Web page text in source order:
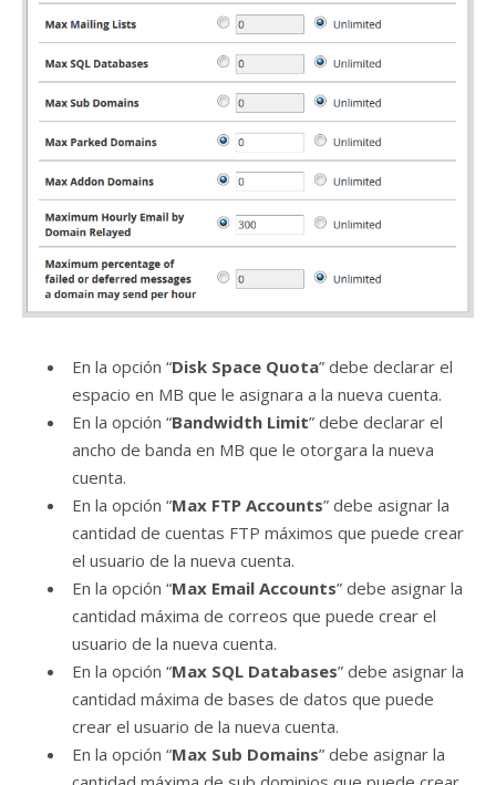
En la opción “Disk Space Quota” debe declarar el
espacio en MB que le asignara a la nueva cuenta.
En la opción “Bandwidth Limit” debe declarar el
ancho de banda en MB que le otorgara la nueva
cuenta.
En la opción “Max FTP Accounts” debe asignar la
cantidad de cuentas FTP máximos que puede crear
el usuario de la nueva cuenta.
En la opción “Max Email Accounts” debe asignar la
cantidad máxima de correos que puede crear el
usuario de la nueva cuenta.
En la opción “Max SQL Databases” debe asignar la
cantidad máxima de bases de datos que puede
crear el usuario de la nueva cuenta.
En la opción “Max Sub Domains” debe asignar la